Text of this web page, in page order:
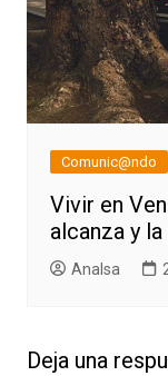
Comunic@ndo
Vivir en
alcanza y
AnaIsa
Deja una